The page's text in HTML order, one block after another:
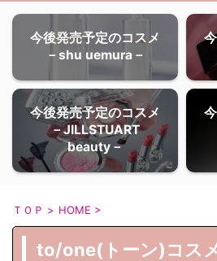
今後発売予定のコスメ
－shu uemura－
今後発売予定のコスメ
－JILLSTUART
beauty－
ＴＯＰ > HOME >
to/one(トーン)コス